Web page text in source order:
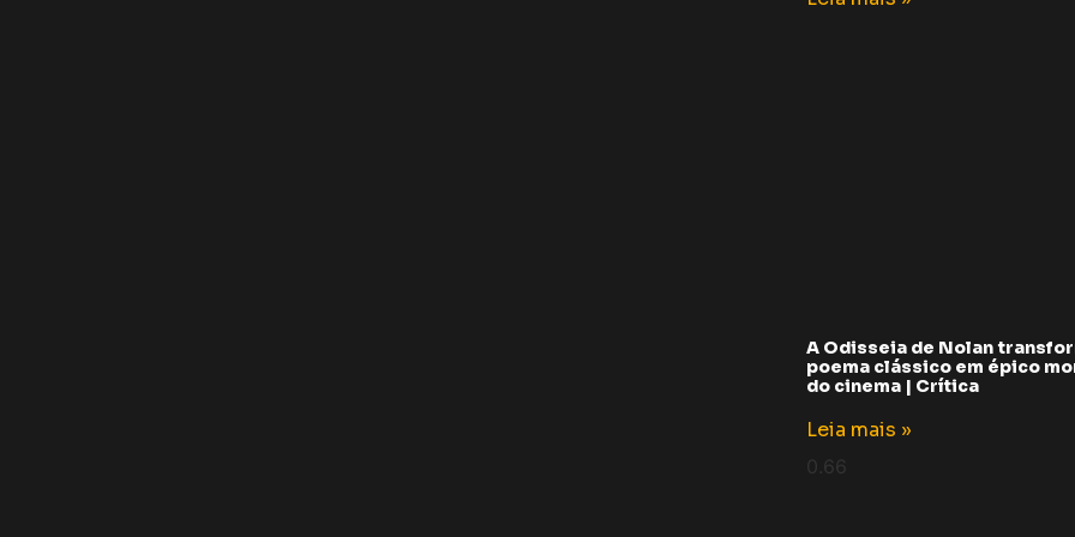
A Odisseia de Nolan
poema clássico em épico
do cinema | Crítica
Leia mais »